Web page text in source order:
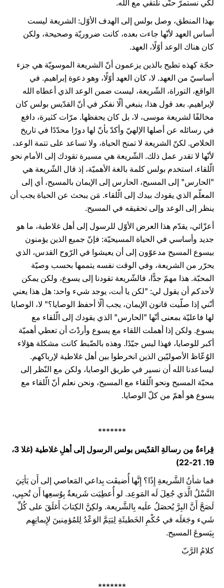
لكي نستمرّ حتّى نلتقي مع الله.
بهذا المنطق، وصل بولس إلى الهدف الأوّل: الشريعة ليست
أساس العهد لأنّها جاءت بعده، كانت ضروريّة وصحيحة، ولكن
كان هناك الوعد أوّلًا، العهد.
حجّة كهذه تطيح بالذين يزعمون أنّ الشريعة الموسويّة هي جزء
أساسيّ من العهد. لا، كان العهد أوّلًا، وهو دعوة إبراهيم. في
الواقع، التوراة، الشّريعة، ليست ضمن الوعد الذي أعطاه الله
لإبراهيم. بعد قول هذا، ينبغي ألّا نفكر في أنّ القدّيس بولس كان
مخالفًا لشريعة موسى، لا، بل كان يحفظها. مرّات كثيرة، دافع
في رسائله عن أصلها الإلهيّ وأكدّ بأنّ لها دورًا محدّدًا في تاريخ
الخلاص. لكنّ الشريعة لا تمنح الحياة، ولا تساعد على تتمة الوعد،
لأنّها لا تقدر عمل ذلك. الشّريعة هي مسيرة تقودك إلى الأمام نحو
الّلقاء. استخدم بولس كلمة بالغة الأهميّة، إذ قال الشّريعة هي
"الحارس" إلى المسيح، الحارس إلى الإيمان بالمسيح، أي إلى
المعلّم الذي يقودك بيدك إلى الّلقاء. مَن يبحث عن الحياة يجب أن
ينظر إلى الوعد وإلى تحقيقه في المسيح.
أعزّائي، يقدّم هذا العرض الأوّل للرسول إلى أهل غلاطية، ما هو
جديد وأساسي في الحياة المسيحيّة: فإنّ جميع الذين يؤمنون
بيسوع المسيح مدعوّون إلى أن يعيشوا في الرّوح القدس، الذي
يحرّر من الشريعة، وفي الوقت نفسه يتممها بحسب وصيّة
المحبّة. هذا مهمّ جدًّا، فالشّريعة تقودنا إلى يسوع، ولكن يمكن
لأحدكم أن يقول لي: "لكن يا أبت، يوجد شيء واحد: هل هذا يعني
أنّني إذا صلّيت قانون الإيمان، يجب ألّا أحفظ الوصايا؟" لا، الوصايا
لها فاعليّة بمعنى أنّها "الحارس" الذي يقودك إلى الّلقاء مع
يسوع. ولكن إذا أهملت اللقاء مع يسوع وأردْتَ أن تعطي أهميّة
أكبر للوصايا، فهذا ليس جيّدًا. وهذه بالضّبط كانت مشكلة هؤلاء
الوُعّاظ الأصوليّين الذين انخرطوا بين أهل غلاطية لإرباكهم.
ليساعدنا الله أن نسير في طريق الوصايا، ولكن مع النّظر إلى
محبّة المسيح ونحو الّلقاء مع المسيح، ونحن نعلم أنّ الّلقاء مع
يسوع هو أهمّ من كلّ الوصايا.
*******
قِراءةٌ مِن رسالةِ القدّيس بولس الرسول إلى أهلِ غلاطية (غلا 3،
19. 21-22)
فما شأنُ الشَّريعةِ إِذًا؟ إِنَّها أُضيفَت بِداعي المَعاصي إلى أَن يَأتِيَ
النَّسْلُ الَّذي جُعِلَ لَه المَوعِد. لو أُعطِيَت شَريعةٌ بِوُسعِها أَن تُحيِي،
لَصَحَّ أَنَّ البِرَّ يُحصَلُ علَيه بِالشَّريعة. ولكِنَّ الكِتابَ أَغلَقَ على كُلِّ
شَيء وجَعَلَه في حُكْمِ الخَطيئَةِ لِيَتِمَّ الوَعْدُ لِلمُؤمِنينَ لإِيمانِهِم
بِيَسوعَ المسيح.
كلامُ الرَّبّ